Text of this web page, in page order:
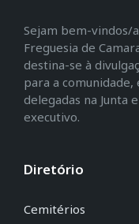
Sejam bem-vindos/
Freguesia de
destina-se à
para a comunidade,
delegadas na Junta
executivo.
Diretório
Cemitérios